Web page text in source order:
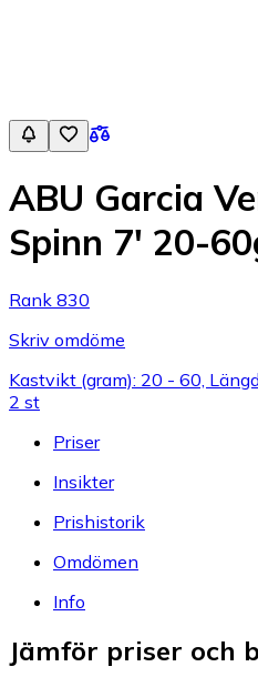
ABU Garcia
Spinn 7' 20-
Rank 830
Skriv omdöme
Kastvikt (gram): 20 - 60,
2 st
Priser
Insikter
Prishistorik
Omdömen
Info
Jämför priser och